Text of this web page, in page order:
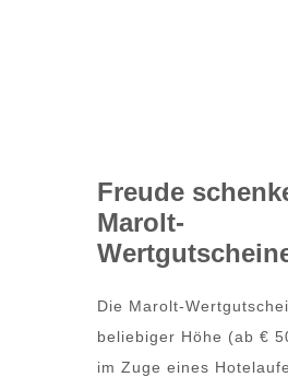
Freude
Marolt-
Die Marolt-
beliebiger Höhe (ab €
im Zuge eines